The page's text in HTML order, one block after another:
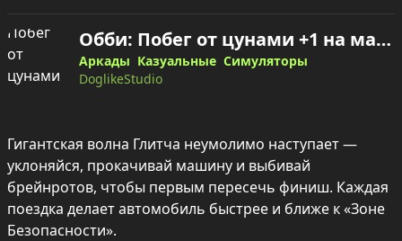
Обби: Побег от цунами +1 на машине — играть онлайн
Аркады Казуальные Симуляторы
DoglikeStudio
Гигантская волна Глитча неумолимо наступает —
уклоняйся, прокачивай машину и выбивай
брейнротов, чтобы первым пересечь финиш. Каждая
поездка делает автомобиль быстрее и ближе к «Зоне
Безопасности».